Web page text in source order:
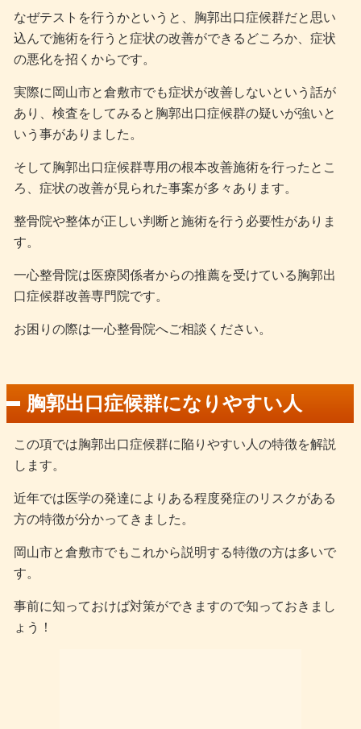
なぜテストを行うかというと、胸郭出口症候群だと思い
込んで施術を行うと症状の改善ができるどころか、症状
の悪化を招くからです。
実際に岡山市と倉敷市でも症状が改善しないという話が
あり、検査をしてみると胸郭出口症候群の疑いが強いと
いう事がありました。
そして胸郭出口症候群専用の根本改善施術を行ったとこ
ろ、症状の改善が見られた事案が多々あります。
整骨院や整体が正しい判断と施術を行う必要性がありま
す。
一心整骨院は医療関係者からの推薦を受けている胸郭出
口症候群改善専門院です。
お困りの際は一心整骨院へご相談ください。
胸郭出口症候群になりやすい人
この項では胸郭出口症候群に陥りやすい人の特徴を解説
します。
近年では医学の発達によりある程度発症のリスクがある
方の特徴が分かってきました。
岡山市と倉敷市でもこれから説明する特徴の方は多いで
す。
事前に知っておけば対策ができますので知っておきまし
ょう！